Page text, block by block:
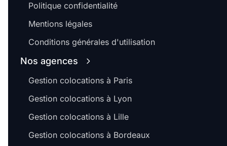
Politique confidentialité
Mentions légales
Conditions générales d'utilisation
Nos agences
Gestion colocations à Paris
Gestion colocations à Lyon
Gestion colocations à Lille
Gestion colocations à Bordeaux